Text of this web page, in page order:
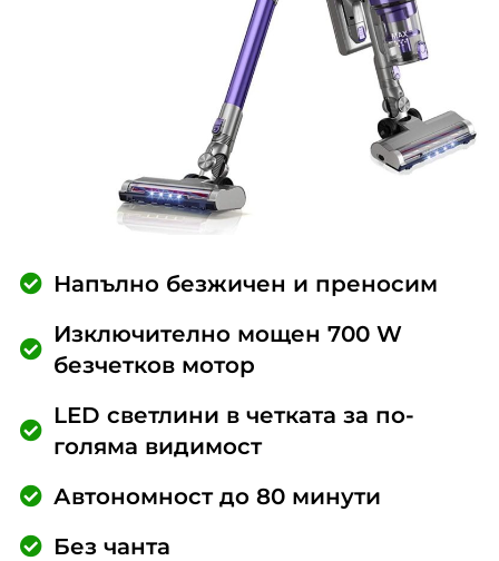
Напълно безжичен и преносим
Изключително мощен 700 W
безчетков мотор
LED светлини в четката за по-
голяма видимост
Автономност до 80 минути
Без чанта